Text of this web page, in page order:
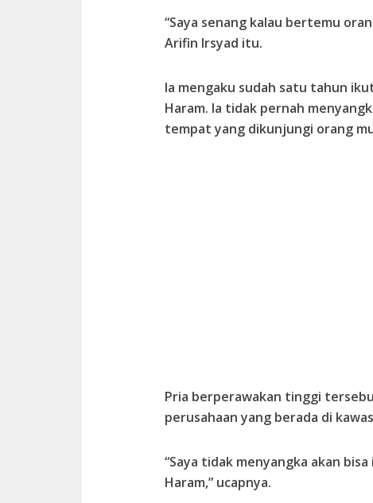
“Saya senang kalau bertemu
Arifin Irsyad itu.
Ia mengaku sudah satu tahun
Haram. Ia tidak pernah
tempat yang dikunjungi orang
Pria berperawakan tinggi
perusahaan yang berada di
“Saya tidak menyangka akan
Haram,” ucapnya.